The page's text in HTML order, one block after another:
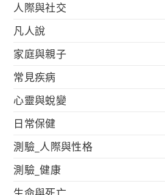
人際與社交
凡人說
家庭與親子
常見疾病
心靈與蛻變
日常保健
測驗_人際與性格
測驗_健康